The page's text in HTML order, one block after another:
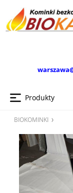
Produkty
BIOKOMINKI